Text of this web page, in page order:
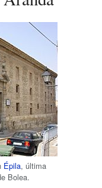
Épila, última
Bolea.